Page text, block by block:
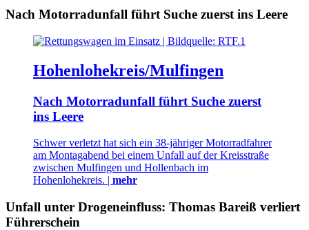
Nach Motorradunfall führt Suche zuerst ins Leere
Hohenlohekreis/Mulfingen
Nach Motorradunfall führt Suche zuerst
ins Leere
Schwer verletzt hat sich ein 38-jähriger Motorradfahrer
am Montagabend bei einem Unfall auf der Kreisstraße
zwischen Mulfingen und Hollenbach im
Hohenlohekreis. | mehr
Unfall unter Drogeneinfluss: Thomas Bareiß verliert
Führerschein